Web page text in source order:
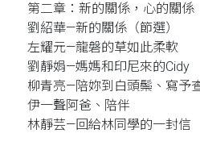
第二章：新的關係，心的關係
劉紹華—新的關係（節選）
左耀元—龍磐的草如此柔軟
劉靜娟—媽媽和印尼來的Cidy
柳青亮—陪妳到白頭鬃、寫予
伊一聲阿爸、陪伴
林靜芸—回給林同學的一封信